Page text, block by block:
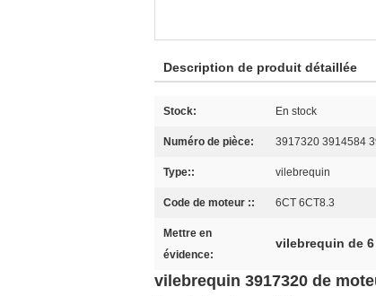
Description de produit détaillée
Stock: En stock
Numéro de pièce: 3917320 3914584
Type:: vilebrequin
Code de moteur :: 6CT 6CT8.3
Mettre en
évidence:
vilebrequin de
vilebrequin 3917320 de